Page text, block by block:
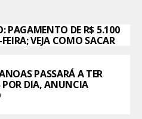
PAGAMENTO DE R$ 5.100
VEJA COMO SACAR
PASSARÁ A TER
POR DIA, ANUNCIA